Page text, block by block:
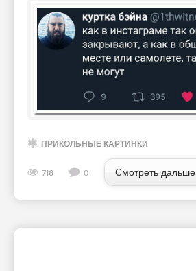
ПРИКОЛЬНЫЕ КАРТИНКИ
716 0 Смотреть дальше